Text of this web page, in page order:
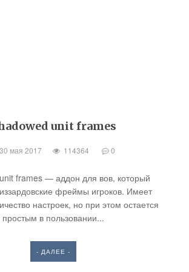
unit frames
мая 2017 114364 0
frames — аддон для вов, который
фреймы игроков. Имеет
настроек, но при этом остается
простым в пользовании...
- ДАЛЕЕ -